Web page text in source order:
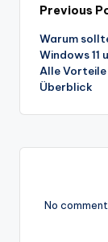
Post
Previous
Warum
Windows 11
Alle Vorteile
Überblick
No